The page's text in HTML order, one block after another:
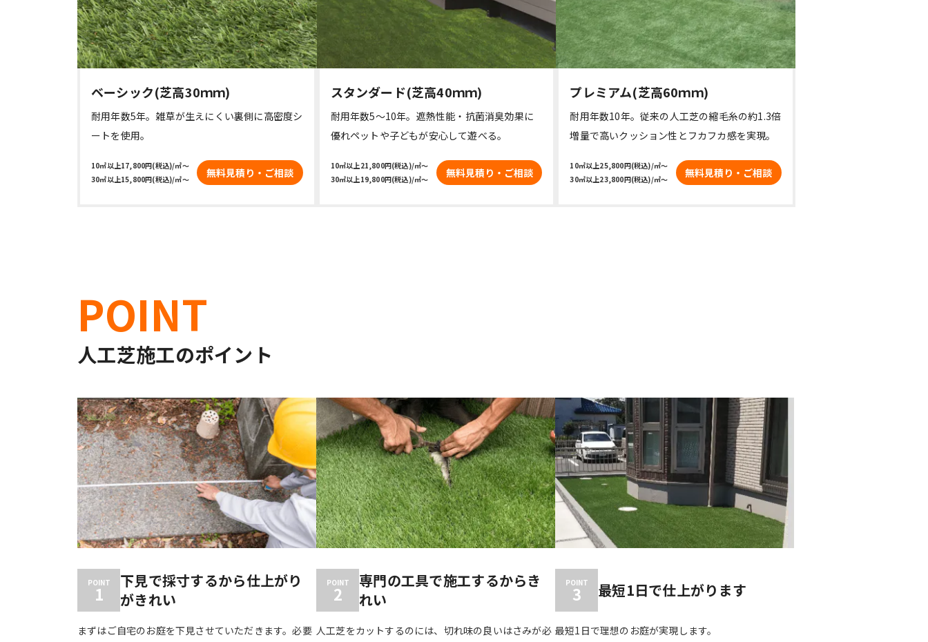
ベーシック(芝高30ｍｍ)
耐用年数5年。雑草が生えにくい裏側に高密度シ
ートを使用。
10㎡以上17,800円(税込)/㎡～
30㎡以上15,800円(税込)/㎡～
無料見積り・ご相談
スタンダード(芝高40ｍｍ)
耐用年数5～10年。遮熱性能・抗菌消臭効果に
優れペットや子どもが安心して遊べる。
10㎡以上21,800円(税込)/㎡～
30㎡以上19,800円(税込)/㎡～
無料見積り・ご相談
プレミアム(芝高60ｍｍ)
耐用年数10年。従来の人工芝の縮毛糸の約1.3倍
増量で高いクッション性とフカフカ感を実現。
10㎡以上25,800円(税込)/㎡～
30㎡以上23,800円(税込)/㎡～
無料見積り・ご相談
POINT
人工芝施工のポイント
POINT
1
下見で採寸するから仕上がり
がきれい
まずはご自宅のお庭を下見させていただきます。必要
POINT
2
専門の工具で施工するからき
れい
人工芝をカットするのには、切れ味の良いはさみが必
POINT
3 最短1日で仕上がります
最短1日で理想のお庭が実現します。